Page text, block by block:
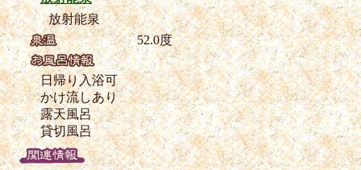
放射能泉
52.0度
日帰り入浴可
かけ流しあり
露天風呂
貸切風呂